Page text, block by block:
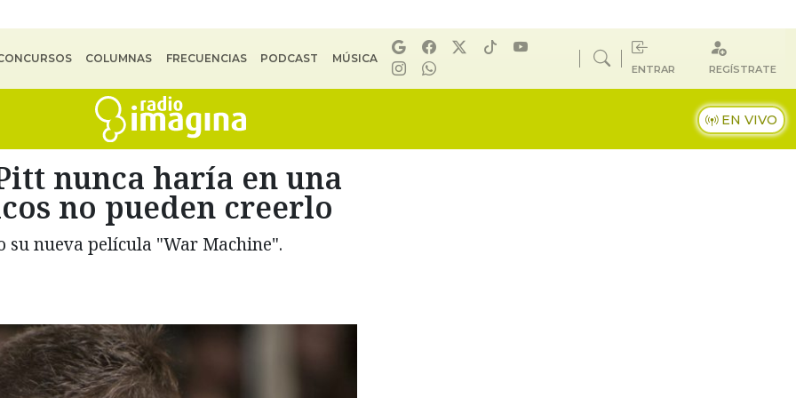
COLUMNAS FRECUENCIAS PODCAST MÚSICA
ENTRAR REGÍSTRATE
EN VIVO
nunca haría en una
no pueden creerlo
su nueva película "War Machine".